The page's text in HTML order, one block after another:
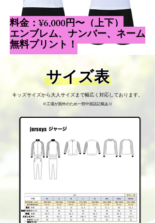
​料金：¥6,000円〜（上下）
​エンブレム、ナンバー、ネーム
無料プリント！
サイズ表
キッズサイズから大人サイズまで幅広く対応しております。
​※工場が国外のため一部中国語記載あり